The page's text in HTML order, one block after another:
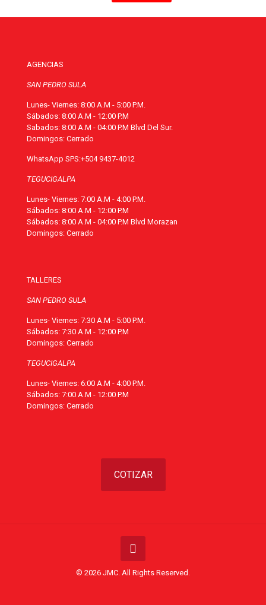
AGENCIAS
SAN PEDRO SULA
Lunes- Viernes: 8:00 A.M - 5:00 P.M.
Sábados: 8:00 A.M - 12:00 P.M
Sabados: 8:00 A.M - 04:00 P.M Blvd Del Sur.
Domingos: Cerrado
WhatsApp SPS:+504 9437-4012
TEGUCIGALPA
Lunes- Viernes: 7:00 A.M - 4:00 P.M.
Sábados: 8:00 A.M - 12:00 P.M
Sábados: 8:00 A.M - 04:00 P.M Blvd Morazan
Domingos: Cerrado
TALLERES
SAN PEDRO SULA
Lunes- Viernes: 7:30 A.M - 5:00 P.M.
Sábados: 7:30 A.M - 12:00 P.M
Domingos: Cerrado
TEGUCIGALPA
Lunes- Viernes: 6:00 A.M - 4:00 P.M.
Sábados: 7:00 A.M - 12:00 P.M
Domingos: Cerrado
COTIZAR
© 2026 JMC. All Rights Reserved.